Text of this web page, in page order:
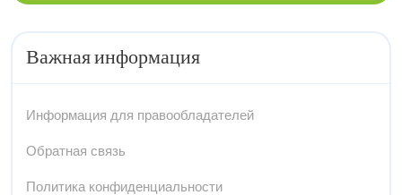
Важная информация
Информация для правообладателей
Обратная связь
Политика конфиденциальности